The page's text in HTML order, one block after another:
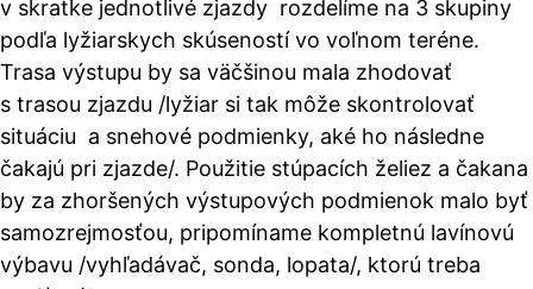
v skratke jednotlivé zjazdy rozdelíme na 3 skupiny
podľa lyžiarskych skúseností vo voľnom teréne.
Trasa výstupu by sa väčšinou mala zhodovať
s trasou zjazdu /lyžiar si tak môže skontrolovať
situáciu a snehové podmienky, aké ho následne
čakajú pri zjazde/. Použitie stúpacích želiez a čakana
by za zhoršených výstupových podmienok malo byť
samozrejmosťou, pripomíname kompletnú lavínovú
výbavu /vyhľadávač, sonda, lopata/, ktorú treba